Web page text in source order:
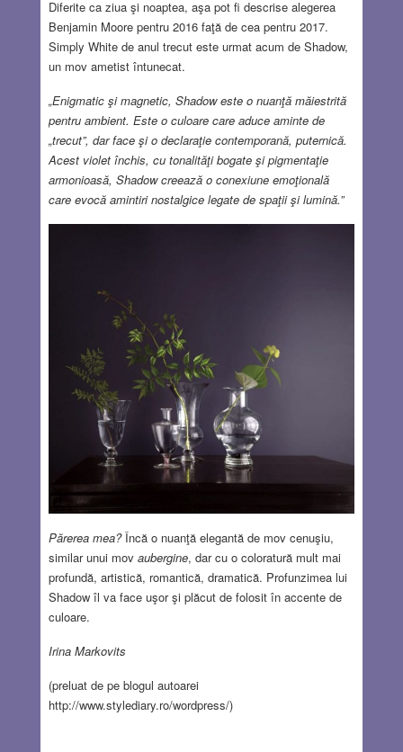
Diferite ca ziua şi noaptea, aşa pot fi descrise alegerea
Benjamin Moore pentru 2016 faţă de cea pentru 2017.
Simply White de anul trecut este urmat acum de Shadow,
un mov ametist întunecat.
„Enigmatic şi magnetic, Shadow este o nuanţă măiestrită
pentru ambient. Este o culoare care aduce aminte de
„trecut”, dar face şi o declaraţie contemporană, puternică.
Acest violet închis, cu tonalităţi bogate şi pigmentaţie
armonioasă, Shadow creează o conexiune emoţională
care evocă amintiri nostalgice legate de spaţii şi lumină.”
Părerea mea?Încă o nuanţă elegantă de mov cenuşiu,
similar unui mov aubergine, dar cu o coloratură mult mai
profundă, artistică, romantică, dramatică. Profunzimea lui
Shadow îl va face uşor şi plăcut de folosit în accente de
culoare.
Irina Markovits
(preluat de pe blogul autoarei
http://www.stylediary.ro/wordpress/)